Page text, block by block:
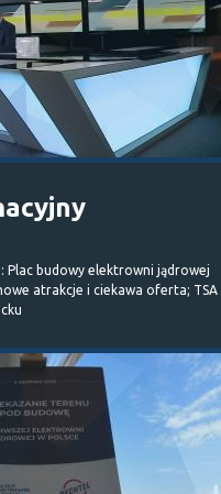
Plac budowy elektrowni jądrowej
atrakcje i ciekawa oferta; TSA